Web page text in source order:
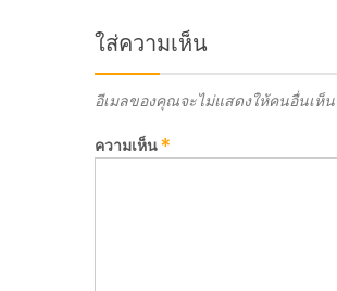
ใส่ความเห็น
อีเมลของคุณจะไม่แสดงให้คนอื่นเห็น
ความเห็น*